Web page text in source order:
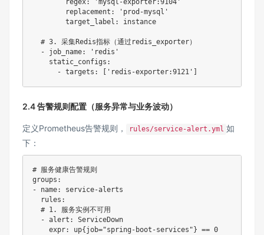
regex:
'mysql-exporter:9104'
replacement :
'prod-mysql'
target_label : instance
# 3. 采集Redis指标（通过redis_exporter）
-
job_name:
'redis'
static_configs :
- targets : 'redis-exporter:9121'
2.4 告警规则配置（服务异常与业务波动）
定义Prometheus告警规则， rules/service-alert.yml 如
下：
# 服务健康告警规则
groups :
-
name: service-alerts
rules :
# 1. 服务实例不可用
- alert :
ServiceDown
expr: up{ job="spring - boot -services" } == 0